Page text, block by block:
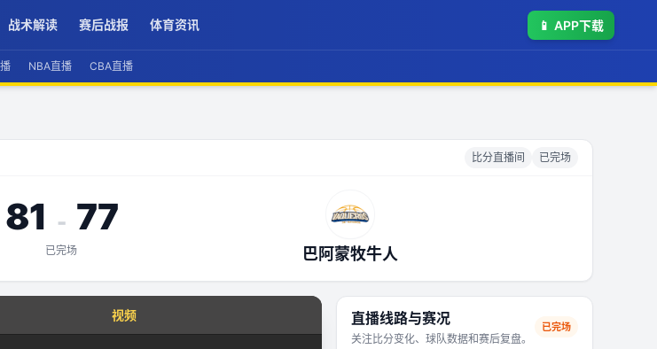
战术解读 赛后战报 体育资讯 📱 APP下载
NBA直播 CBA直播
比分直播间 已完场
81 - 77
已完场 巴阿蒙牧牛人
视频 直播线路与赛况
关注比分变化、球队数据和赛后复盘。
已完场